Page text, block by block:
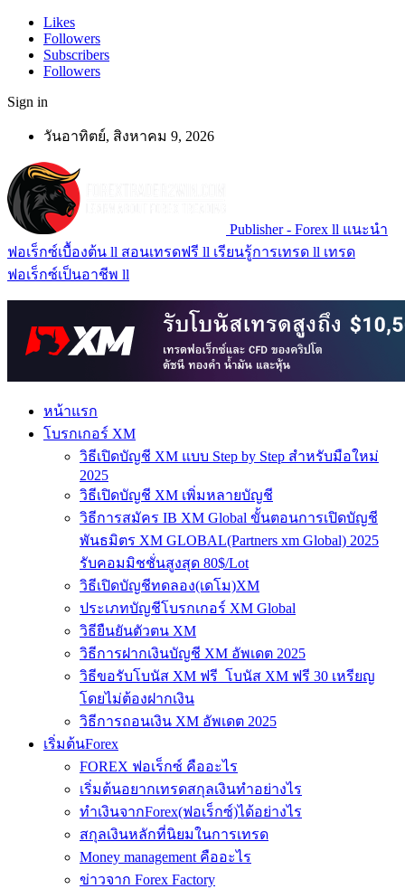
Likes
Followers
Subscribers
Followers
Sign in
วันอาทิตย์, สิงหาคม 9, 2026
Publisher - Forex ll แนะนำ
ฟอเร็กซ์เบื้องต้น ll สอนเทรดฟรี ll เรียนรู้การเทรด ll เทรด
ฟอเร็กซ์เป็นอาชีพ ll
หน้าแรก
โบรกเกอร์ XM
วิธีเปิดบัญชี XM แบบ Step by Step สำหรับมือใหม่
2025
วิธีเปิดบัญชี XM เพิ่มหลายบัญชี
วิธีการสมัคร IB XM Global ขั้นตอนการเปิดบัญชี
พันธมิตร XM GLOBAL(Partners xm Global) 2025
รับคอมมิชชั่นสูงสุด 80$/Lot
วิธีเปิดบัญชีทดลอง(เดโม)XM
ประเภทบัญชีโบรกเกอร์ XM Global
วิธียืนยันตัวตน XM
วิธีการฝากเงินบัญชี XM อัพเดต 2025
วิธีขอรับโบนัส XM ฟรี โบนัส XM ฟรี 30 เหรียญ
โดยไม่ต้องฝากเงิน
วิธีการถอนเงิน XM อัพเดต 2025
เริ่มต้นForex
FOREX ฟอเร็กซ์ คืออะไร
เริ่มต้นอยากเทรดสกุลเงินทำอย่างไร
ทำเงินจากForex(ฟอเร็กซ์)ได้อย่างไร
สกุลเงินหลักที่นิยมในการเทรด
Money management คืออะไร
ข่าวจาก Forex Factory